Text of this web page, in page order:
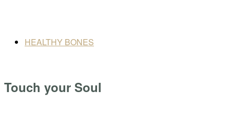
HEALTHY BONES
Touch your Soul